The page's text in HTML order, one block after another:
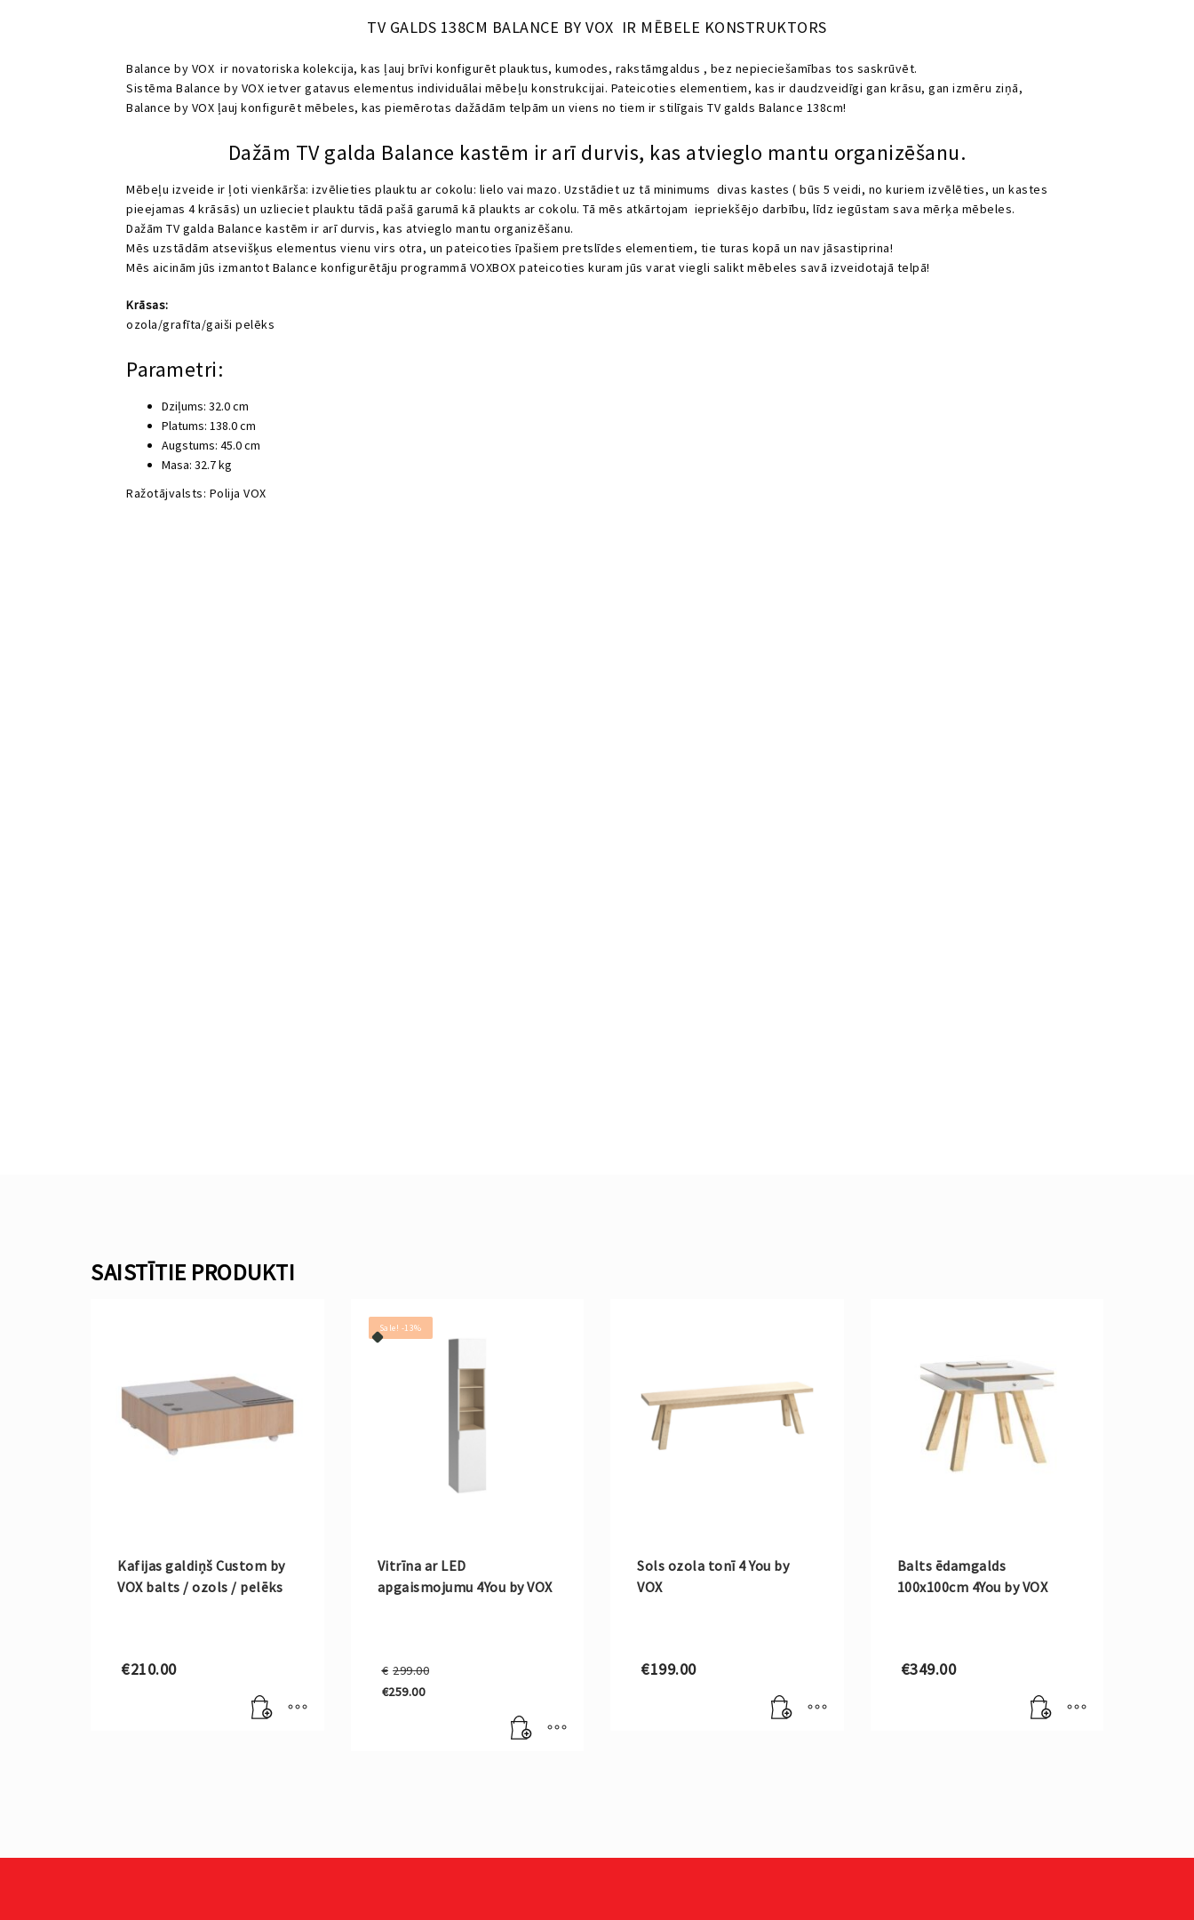
TV GALDS 138CM BALANCE BY VOX IR MĒBELE KONSTRUKTORS
Balance by VOX ir novatoriska kolekcija, kas ļauj brīvi konfigurēt plauktus, kumodes, rakstāmgaldus , bez nepieciešamības tos saskrūvēt.
Sistēma Balance by VOX ietver gatavus elementus individuālai mēbeļu konstrukcijai. Pateicoties elementiem, kas ir daudzveidīgi gan krāsu, gan izmēru ziņā,
Balance by VOX ļauj konfigurēt mēbeles, kas piemērotas dažādām telpām un viens no tiem ir stilīgais TV galds Balance 138cm!
Dažām TV galda Balance kastēm ir arī durvis, kas atvieglo mantu organizēšanu.
Mēbeļu izveide ir ļoti vienkārša: izvēlieties plauktu ar cokolu: lielo vai mazo. Uzstādiet uz tā minimums divas kastes ( būs 5 veidi, no kuriem izvēlēties, un kastes
pieejamas 4 krāsās) un uzlieciet plauktu tādā pašā garumā kā plaukts ar cokolu. Tā mēs atkārtojam iepriekšējo darbību, līdz iegūstam sava mērķa mēbeles.
Dažām TV galda Balance kastēm ir arī durvis, kas atvieglo mantu organizēšanu.
Mēs uzstādām atsevišķus elementus vienu virs otra, un pateicoties īpašiem pretslīdes elementiem, tie turas kopā un nav jāsastiprina!
Mēs aicinām jūs izmantot Balance konfigurētāju programmā VOXBOX pateicoties kuram jūs varat viegli salikt mēbeles savā izveidotajā telpā!
Krāsas:
ozola/grafīta/gaiši pelēks
Parametri:
Dziļums: 32.0 cm
Platums: 138.0 cm
Augstums: 45.0 cm
Masa: 32.7 kg
Ražotājvalsts: Polija VOX
SAISTĪTIE PRODUKTI
Kafijas galdiņš Custom by
VOX balts / ozols / pelēks
€210.00
Sale! -13%
Vitrīna ar LED
apgaismojumu 4You by VOX
€ 299.00
€259.00
Sols ozola tonī 4 You by
VOX
€199.00
Balts ēdamgalds
100x100cm 4You by VOX
€349.00